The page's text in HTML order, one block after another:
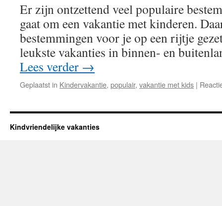
Er zijn ontzettend veel populaire
gaat om een vakantie met kinderen.
bestemmingen voor je op een rijtje
leukste vakanties in binnen- en
Lees verder →
Geplaatst in Kindervakantie, populair, vakantie met kids |
Kindvriendelijke vakanties